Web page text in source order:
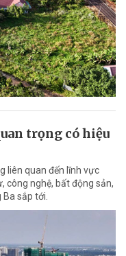
trọng có hiệu
liên quan đến lĩnh vực
công nghệ, bất động sản,
sắp tới.